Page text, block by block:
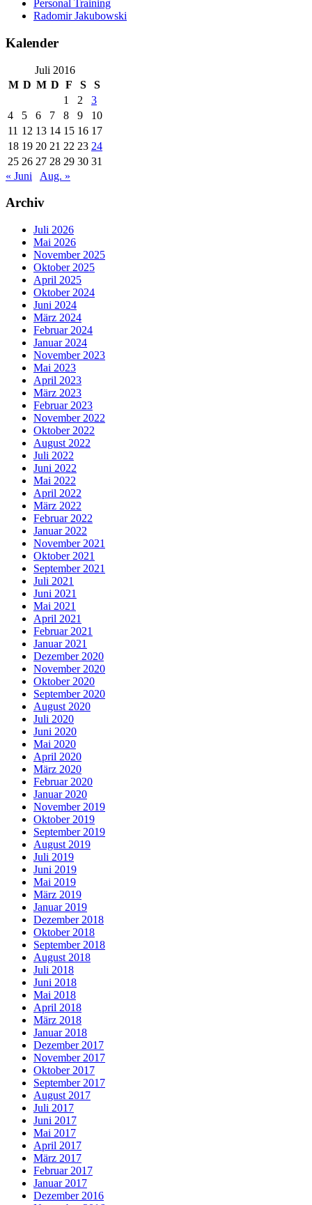
Personal Training
Radomir Jakubowski
Kalender
Juli 2016
M D M D F S
S
1
2
3
4
5 6 7 8 9
10
11 12 13 14 15 16 17
18 19 20 21 22 23 24
25 26 27 28 29 30 31
« Juni
Aug. »
Archiv
Juli 2026
Mai 2026
November 2025
Oktober 2025
April 2025
Oktober 2024
Juni 2024
März 2024
Februar 2024
Januar 2024
November 2023
Mai 2023
April 2023
März 2023
Februar 2023
November 2022
Oktober 2022
August 2022
Juli 2022
Juni 2022
Mai 2022
April 2022
März 2022
Februar 2022
Januar 2022
November 2021
Oktober 2021
September 2021
Juli 2021
Juni 2021
Mai 2021
April 2021
Februar 2021
Januar 2021
Dezember 2020
November 2020
Oktober 2020
September 2020
August 2020
Juli 2020
Juni 2020
Mai 2020
April 2020
März 2020
Februar 2020
Januar 2020
November 2019
Oktober 2019
September 2019
August 2019
Juli 2019
Juni 2019
Mai 2019
März 2019
Januar 2019
Dezember 2018
Oktober 2018
September 2018
August 2018
Juli 2018
Juni 2018
Mai 2018
April 2018
März 2018
Januar 2018
Dezember 2017
November 2017
Oktober 2017
September 2017
August 2017
Juli 2017
Juni 2017
Mai 2017
April 2017
März 2017
Februar 2017
Januar 2017
Dezember 2016